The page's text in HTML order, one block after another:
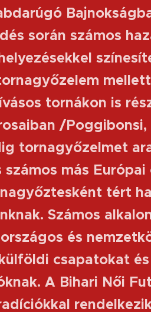
során számos
tornákon is
/Poggibonsi,
tornagyőzelmet
számos más
tért
Számos
és
csapatokat
A Bihari Női